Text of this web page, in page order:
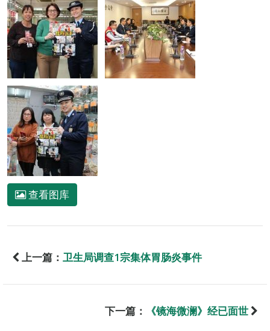
查看图库
上一篇： 卫生局调查1宗集体胃肠炎事件
下一篇： 《镜海微澜》经已面世